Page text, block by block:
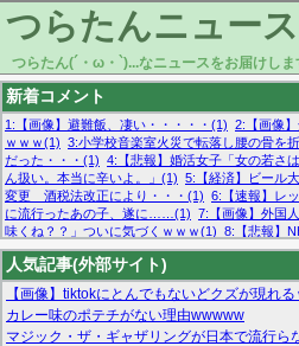
つらたんニュース
つらたん(´・ω・`)...なニュースをお届けしま
新着コメント
1:【画像】避難飯、凄い・・・・・(1) 2:【画像
ｗｗｗ(1) 3:小学校音楽室火災で転落し腰の骨を
だった・・・(1) 4:【悲報】婚活女子「女の若さ
ん扱い。本当に辛いよ。」(1) 5:【経済】ビール
変更 酒税法改正により・・・(1) 6:【速報】レ
に流行ったあの子、遂に……(1) 7:【画像】外国
味くね？？」ついに気づくｗｗｗ(1) 8:【悲報】
る・・・(1) 9:欧州委員長「原発縮小は間違いで
足、限界突破 52%「正社員も足りてません…」
人気記事(外部サイト)
【画像】tiktokにとんでもないどクズが現れる
カレー味のポテチがない理由wwwww
マジック・ザ・ギャザリングが日本で流行ら